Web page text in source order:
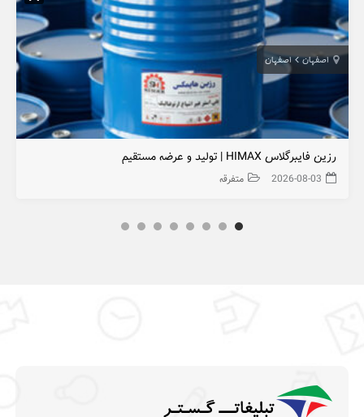
اصفهان اصفهان
رزین فایبرگلاس HIMAX | تولید و عرضه مستقیم
2026-08-03 متفرقه